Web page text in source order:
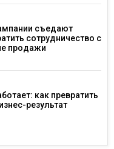
съедают
сотрудничество с
продажи
как превратить
результат